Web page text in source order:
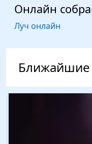
Онлайн
Луч онлайн
Ближайшие